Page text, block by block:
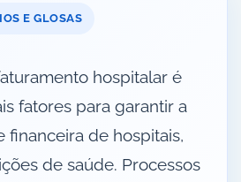
E GLOSAS
hospitalar é
fatores para garantir a
financeira de hospitais,
de saúde. Processos